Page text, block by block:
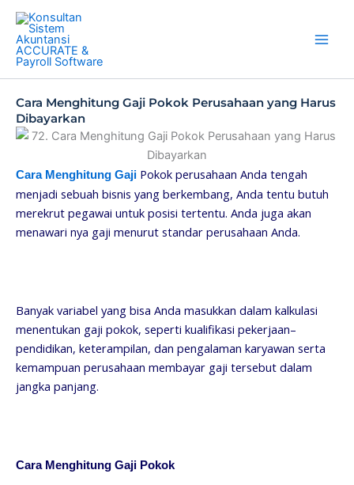
Skip
content
Cara Menghitung Gaji Pokok Perusahaan yang Harus
Dibayarkan
Cara Menghitung Gaji Pokok perusahaan Anda tengah
menjadi sebuah bisnis yang berkembang, Anda tentu butuh
merekrut pegawai untuk posisi tertentu. Anda juga akan
menawari nya gaji menurut standar perusahaan Anda.
Banyak variabel yang bisa Anda masukkan dalam kalkulasi
menentukan gaji pokok, seperti kualifikasi pekerjaan–
pendidikan, keterampilan, dan pengalaman karyawan serta
kemampuan perusahaan membayar gaji tersebut dalam
jangka panjang.
Cara Menghitung Gaji Pokok